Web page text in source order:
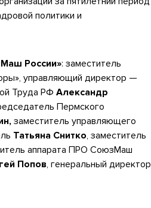
политики и
России»: заместитель
управляющий директор —
Труда РФ Александр
Пермского
заместитель управляющего
Татьяна Снитко, заместитель
аппарата ПРО СоюзМаш
Попов, генеральный директор